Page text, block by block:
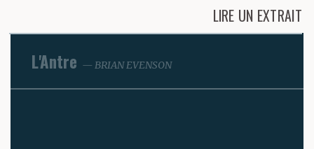
LIRE UN EXTRAIT
L'Antre BRIAN EVENSON